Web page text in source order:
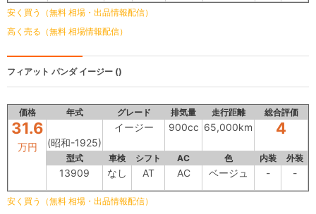
安く買う（無料 相場・出品情報配信）
高く売る（無料 相場情報配信）
フィアット パンダイージー ()
価格 年式 グレード 排気量 走行距離 総合評価
31.6
万円 (昭和-1925)
イージー 900cc 65,000km 4
型式 車検 シフト AC 色 内装 外装
13909 なし AT AC ベージュ - -
安く買う（無料 相場・出品情報配信）